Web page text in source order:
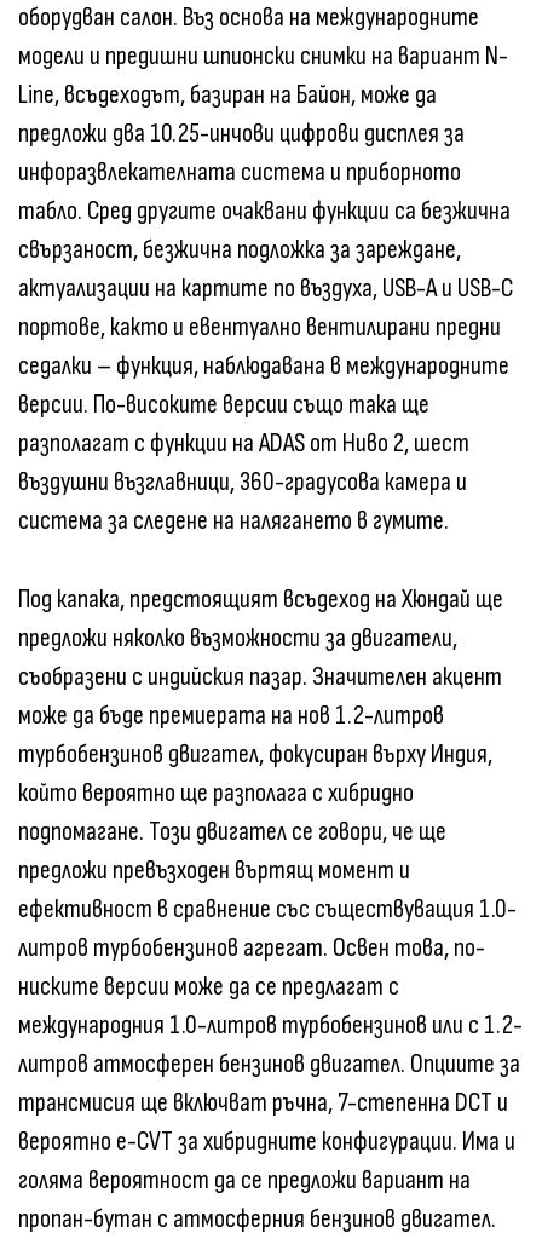
оборудван салон. Въз основа на международните
модели и предишни шпионски снимки на вариант N-
Line, всъдеходът, базиран на Байон, може да
предложи два 10.25-инчови цифрови дисплея за
инфоразвлекателната система и приборното
табло. Сред другите очаквани функции са безжична
свързаност, безжична подложка за зареждане,
актуализации на картите по въздуха, USB-A и USB-C
портове, както и евентуално вентилирани предни
седалки – функция, наблюдавана в международните
версии. По-високите версии също така ще
разполагат с функции на ADAS от Ниво 2, шест
въздушни възглавници, 360-градусова камера и
система за следене на налягането в гумите.
Под капака, предстоящият всъдеход на Хюндай ще
предложи няколко възможности за двигатели,
съобразени с индийския пазар. Значителен акцент
може да бъде премиерата на нов 1.2-литров
турбобензинов двигател, фокусиран върху Индия,
който вероятно ще разполага с хибридно
подпомагане. Този двигател се говори, че ще
предложи превъзходен въртящ момент и
ефективност в сравнение със съществуващия 1.0-
литров турбобензинов агрегат. Освен това, по-
ниските версии може да се предлагат с
международния 1.0-литров турбобензинов или с 1.2-
литров атмосферен бензинов двигател. Опциите за
трансмисия ще включват ръчна, 7-степенна DCT и
вероятно e-CVT за хибридните конфигурации. Има и
голяма вероятност да се предложи вариант на
пропан-бутан с атмосферния бензинов двигател.